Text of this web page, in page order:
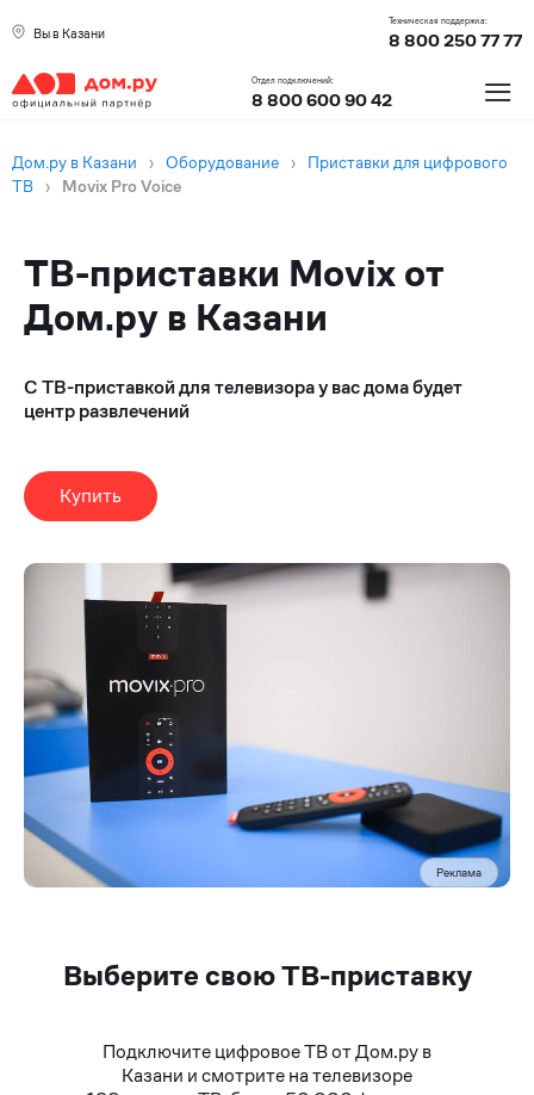
Вы в Казани
Техническая поддержка:
8 800 250 77 77
Отдел подключений:
8 800 600 90 42 ≡
Дом.ру в Казани › Оборудование ›
Приставки для цифрового
ТВ › Movix Pro Voice
ТВ-приставки Movix от
Дом.ру в Казани
С ТВ-приставкой для телевизора у вас дома будет
центр развлечений
Купить
Реклама
Выберите свою ТВ-приставку
Подключите цифровое ТВ от Дом.ру в
Казани и смотрите на телевизоре